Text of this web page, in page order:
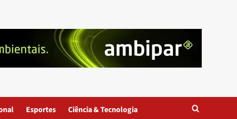
Esportes Ciência & Tecnologia